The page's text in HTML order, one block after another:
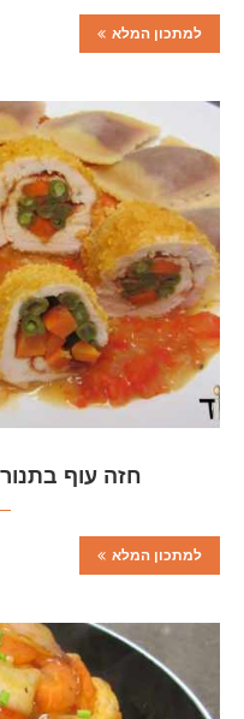
למתכון המלא
חזה עוף
למתכון המלא